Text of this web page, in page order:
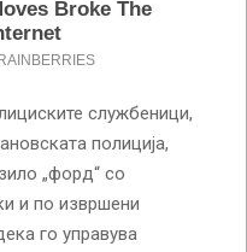
службеници,
полиција,
„форд“ со
и по извршени
го управува